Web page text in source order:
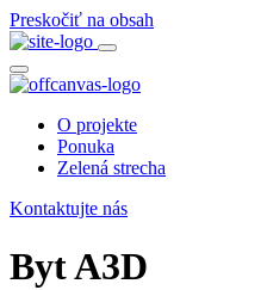
Preskočiť na obsah
O projekte
Ponuka
Zelená strecha
Kontaktujte nás
Byt A3D